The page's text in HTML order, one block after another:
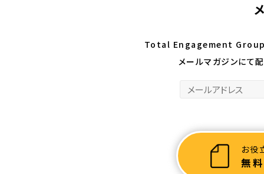
Total Engagement Groupの
メールマガジンにて
お役
無